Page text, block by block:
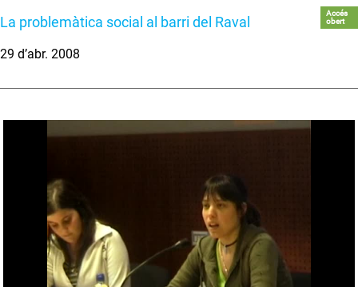
La problemàtica social al barri del Raval
Accés
obert
29 d’abr. 2008